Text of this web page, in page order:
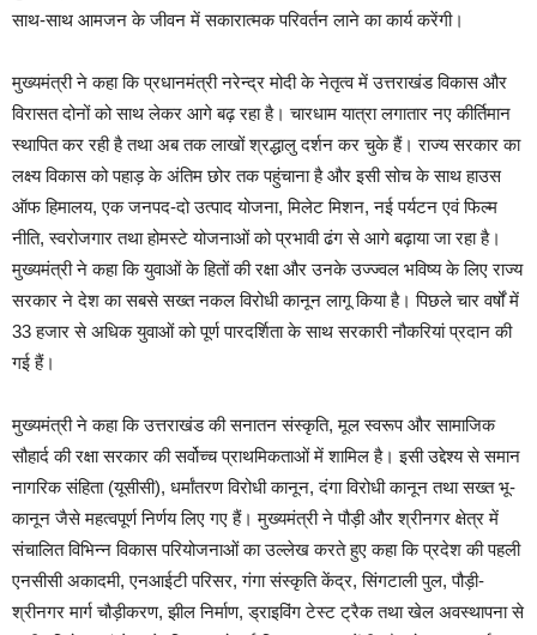
साथ-साथ आमजन के जीवन में सकारात्मक परिवर्तन लाने का कार्य करेंगी।
मुख्यमंत्री ने कहा कि प्रधानमंत्री नरेन्द्र मोदी के नेतृत्व में उत्तराखंड विकास और
विरासत दोनों को साथ लेकर आगे बढ़ रहा है। चारधाम यात्रा लगातार नए कीर्तिमान
स्थापित कर रही है तथा अब तक लाखों श्रद्धालु दर्शन कर चुके हैं। राज्य सरकार का
लक्ष्य विकास को पहाड़ के अंतिम छोर तक पहुंचाना है और इसी सोच के साथ हाउस
ऑफ हिमालय, एक जनपद-दो उत्पाद योजना, मिलेट मिशन, नई पर्यटन एवं फिल्म
नीति, स्वरोजगार तथा होमस्टे योजनाओं को प्रभावी ढंग से आगे बढ़ाया जा रहा है।
मुख्यमंत्री ने कहा कि युवाओं के हितों की रक्षा और उनके उज्ज्वल भविष्य के लिए राज्य
सरकार ने देश का सबसे सख्त नकल विरोधी कानून लागू किया है। पिछले चार वर्षों में
33 हजार से अधिक युवाओं को पूर्ण पारदर्शिता के साथ सरकारी नौकरियां प्रदान की
गई हैं।
मुख्यमंत्री ने कहा कि उत्तराखंड की सनातन संस्कृति, मूल स्वरूप और सामाजिक
सौहार्द की रक्षा सरकार की सर्वोच्च प्राथमिकताओं में शामिल है। इसी उद्देश्य से समान
नागरिक संहिता (यूसीसी), धर्मांतरण विरोधी कानून, दंगा विरोधी कानून तथा सख्त भू-
कानून जैसे महत्वपूर्ण निर्णय लिए गए हैं। मुख्यमंत्री ने पौड़ी और श्रीनगर क्षेत्र में
संचालित विभिन्न विकास परियोजनाओं का उल्लेख करते हुए कहा कि प्रदेश की पहली
एनसीसी अकादमी, एनआईटी परिसर, गंगा संस्कृति केंद्र, सिंगटाली पुल, पौड़ी-
श्रीनगर मार्ग चौड़ीकरण, झील निर्माण, ड्राइविंग टेस्ट ट्रैक तथा खेल अवस्थापना से